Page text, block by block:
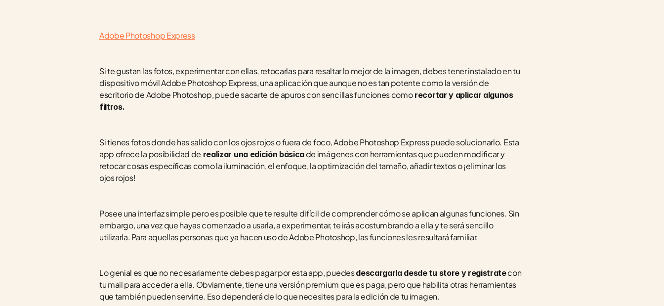
Adobe Photoshop Express
Si te gustan las fotos, experimentar con ellas, retocarlas para resaltar lo mejor de la imagen, debes tener instalado en tu
dispositivo móvil Adobe Photoshop Express, una aplicación que aunque no es tan potente como la versión de
escritorio de Adobe Photoshop, puede sacarte de apuros con sencillas funciones como recortar y aplicar algunos
filtros.
Si tienes fotos donde has salido con los ojos rojos o fuera de foco, Adobe Photoshop Express puede solucionarlo. Esta
app ofrece la posibilidad de realizar una edición básica de imágenes con herramientas que pueden modificar y
retocar cosas específicas como la iluminación, el enfoque, la optimización del tamaño, añadir textos o ¡eliminar los
ojos rojos!
Posee una interfaz simple pero es posible que te resulte difícil de comprender cómo se aplican algunas funciones. Sin
embargo, una vez que hayas comenzado a usarla, a experimentar, te irás acostumbrando a ella y te será sencillo
utilizarla. Para aquellas personas que ya hacen uso de Adobe Photoshop, las funciones les resultará familiar.
Lo genial es que no necesariamente debes pagar por esta app, puedes descargarla desde tu store y registrate con
tu mail para acceder a ella. Obviamente, tiene una versión premium que es paga, pero que habilita otras herramientas
que también pueden servirte. Eso dependerá de lo que necesites para la edición de tu imagen.